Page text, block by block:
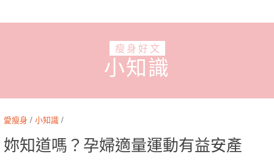
瘦身好文
小知識
愛瘦身 / 小知識 /
妳知道嗎？孕婦適量運動有益安產